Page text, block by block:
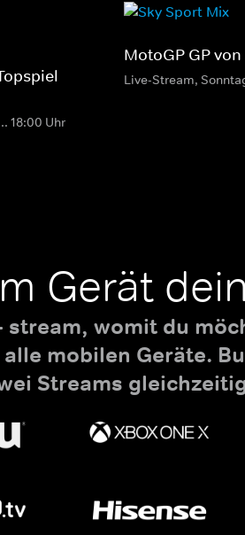
18:00 Uhr
MotoGP GP
Live-Stream,
Gerät
stream, womit du
mobilen Geräte.
Streams